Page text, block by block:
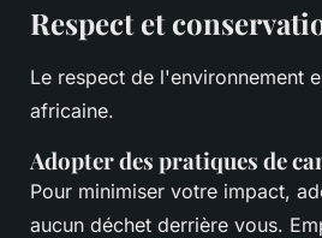
Respect et
Le respect de l'environnement
africaine.
Adopter des pratiques de
Pour minimiser votre impact,
aucun déchet derrière vous.